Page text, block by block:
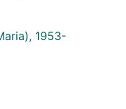
1953-